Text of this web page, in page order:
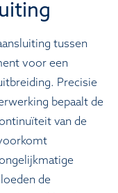
tussen
voor een
Precisie
bepaalt de
van de
de